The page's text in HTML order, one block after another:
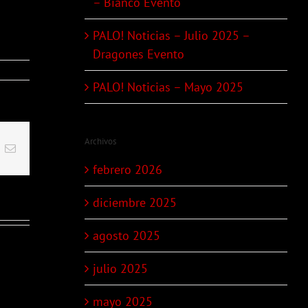
Email
PALO! Noticias – Julio 2025 –
Dragones Evento
PALO! Noticias – Mayo 2025
Archivos
febrero 2026
diciembre 2025
agosto 2025
julio 2025
mayo 2025